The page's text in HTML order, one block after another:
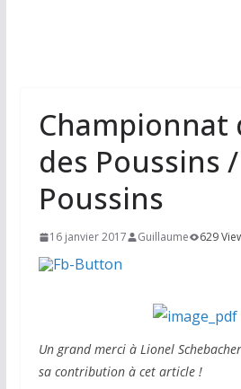
Championnat
des Poussins
Poussins
16 janvier 2017 Guillaume 629
Un grand merci à Lionel
sa contribution à cet article !